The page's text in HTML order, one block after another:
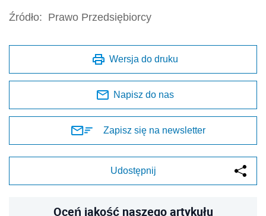
Źródło: Prawo Przedsiębiorcy
Wersja do druku
Napisz do nas
Zapisz się na newsletter
Udostępnij
Oceń jakość naszego artykułu